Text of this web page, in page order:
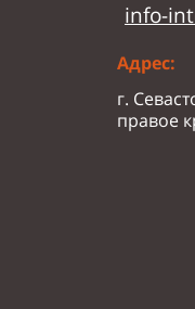
info-
Адрес:
г.
правое